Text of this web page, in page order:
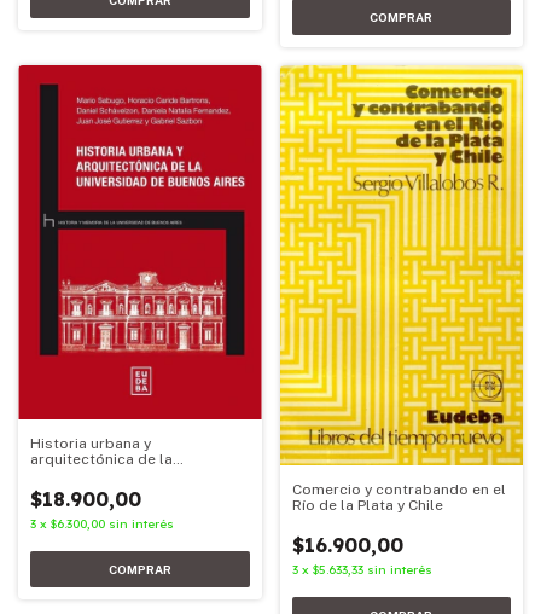
Historia urbana y
arquitectónica de la
$18.900,00
3 x $6.300,00 sin interés
Comercio y contrabando en el
Río de la Plata y Chile
$16.900,00
3 x $5.633,33 sin interés